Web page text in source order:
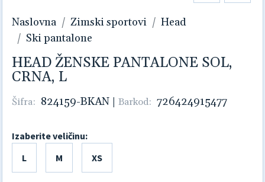
Naslovna Zimski sportovi
Head
Ski pantalone
HEAD ŽENSKE PANTALONE SOL,
CRNA, L
Šifra: 824159-BKAN | Barkod: 726424915477
Izaberite veličinu:
L
M XS